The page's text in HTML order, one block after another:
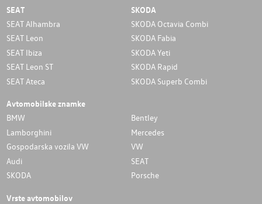
SEAT
SEAT Alhambra
SEAT Leon
SEAT Ibiza
SEAT Leon ST
SEAT Ateca
SKODA
SKODA Octavia Combi
SKODA Fabia
SKODA Yeti
SKODA Rapid
SKODA Superb Combi
Avtomobilske znamke
BMW
Bentley
Lamborghini
Mercedes
Gospodarska vozila VW
VW
Audi
SEAT
SKODA
Porsche
Vrste avtomobilov